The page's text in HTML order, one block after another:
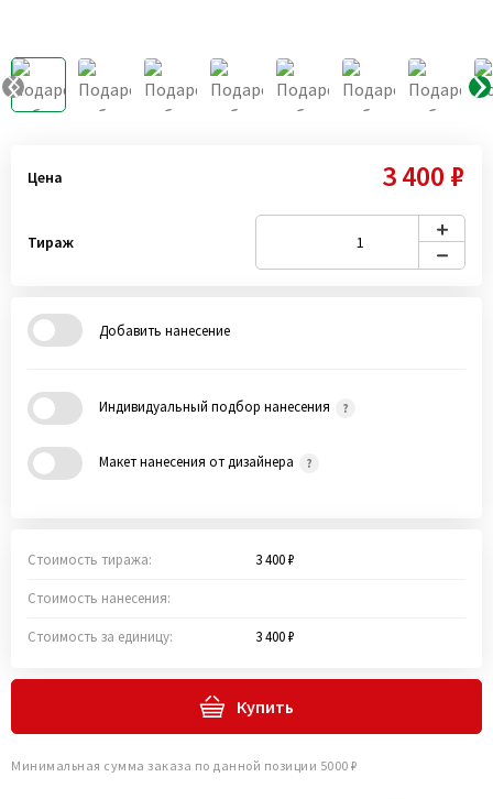
Цена 3 400 ₽
Тираж
Добавить нанесение
Индивидуальный подбор нанесения
Макет нанесения от дизайнера
Стоимость тиража: 3 400 ₽
Стоимость нанесения:
Стоимость за единицу: 3 400 ₽
Купить
Минимальная сумма заказа по данной позиции 5000 ₽